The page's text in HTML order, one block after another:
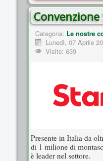
Categoria: Le nostre
Lunedì, 07 Aprile
Visite: 639
Presente in Italia da
di 1 milione di
è leader nel settore.